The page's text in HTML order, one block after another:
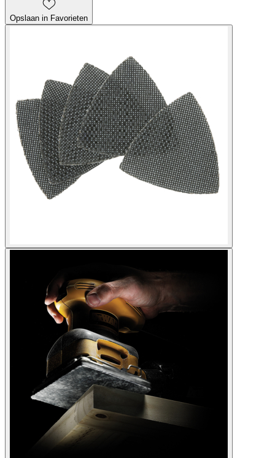
Opslaan in Favorieten